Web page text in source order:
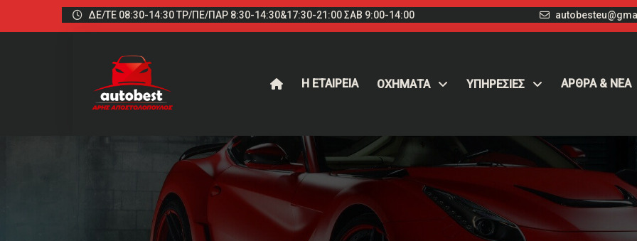
ΔΕ/ΤΕ 08:30-14:30 ΤΡ/ΠΕ/ΠΑΡ 8:30-14:30&17:30-21:00 ΣΑΒ 9:00-14:00
Η ΕΤΑΙΡΕΙΑ ΟΧΉΜΑΤΑ ΥΠΗΡΕΣΙΕΣ ΑΡΘΡΑ & ΝΕΑ